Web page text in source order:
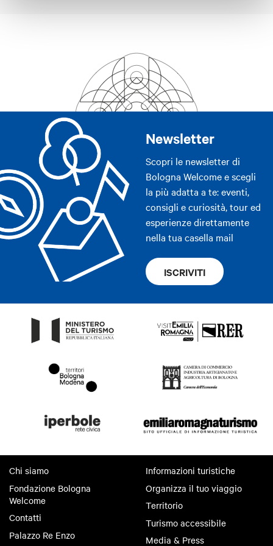
Newsletter
Scopri le newsletter di
Bologna Welcome e scegli
la più adatta a te: eventi,
consigli e curiosità, tour ed
esperienze direttamente
nella tua casella mail
ISCRIVITI
Chi siamo
Fondazione Bologna
Welcome
Contatti
Palazzo Re Enzo
Informazioni turistiche
Organizza il tuo viaggio
Territorio
Turismo accessibile
Media & Press